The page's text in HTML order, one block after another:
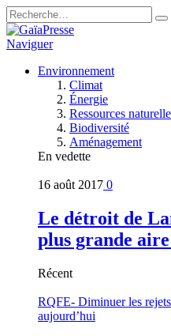
Naviguer
Environnement
Climat
Énergie
Ressources
Biodiversité
Aménagement
En vedette
16 août 2017 0
Le détroit de
plus grande
Récent
RQFE- Diminuer les rejets
aujourd’hui